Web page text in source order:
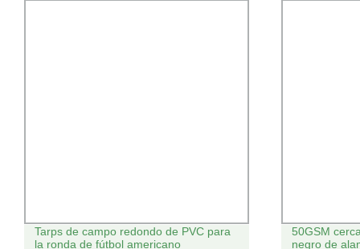
Tarps de campo redondo de PVC para
la ronda de fútbol americano
50GSM
negro de